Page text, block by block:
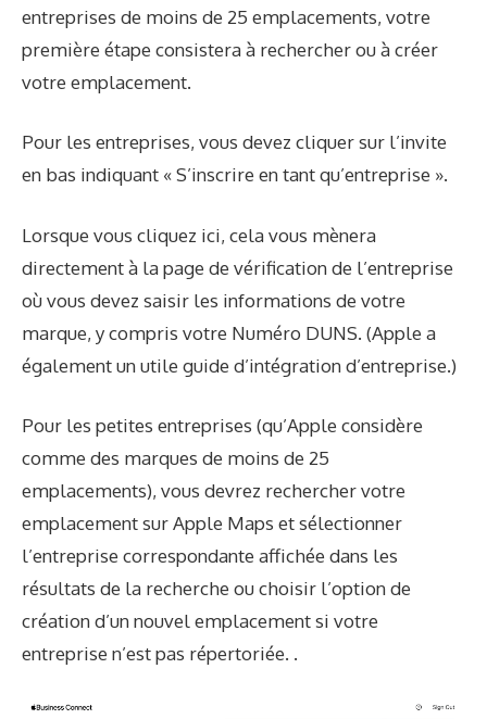
entreprises de moins de 25 emplacements, votre
première étape consistera à rechercher ou à créer
votre emplacement.
Pour les entreprises, vous devez cliquer sur l’invite
en bas indiquant « S’inscrire en tant qu’entreprise ».
Lorsque vous cliquez ici, cela vous mènera
directement à la page de vérification de l’entreprise
où vous devez saisir les informations de votre
marque, y compris votre Numéro DUNS. (Apple a
également un utile guide d’intégration d’entreprise.)
Pour les petites entreprises (qu’Apple considère
comme des marques de moins de 25
emplacements), vous devrez rechercher votre
emplacement sur Apple Maps et sélectionner
l’entreprise correspondante affichée dans les
résultats de la recherche ou choisir l’option de
création d’un nouvel emplacement si votre
entreprise n’est pas répertoriée. .